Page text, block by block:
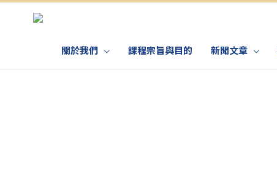
關於我們 課程宗旨與目的 新聞文章